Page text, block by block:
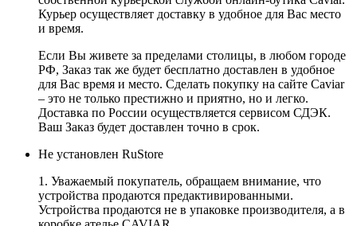
Курьер осуществляет доставку в удобное для Вас место
и время.
Если Вы живете за пределами столицы, в любом городе
РФ, Заказ так же будет бесплатно доставлен в удобное
для Вас время и место. Сделать покупку на сайте Caviar
– это не только престижно и приятно, но и легко.
Доставка по России осуществляется сервисом СДЭК.
Ваш Заказ будет доставлен точно в срок.
Не установлен RuStore
1. Уважаемый покупатель, обращаем внимание, что
устройства продаются предактивированными.
Устройства продаются не в упаковке производителя, а в